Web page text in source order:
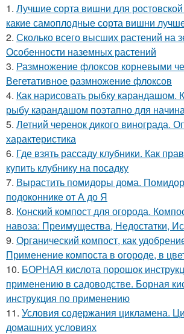
1. Лучшие сорта вишни для ростовской
какие самоплодные сорта вишни
2. Сколько всего высших растений на
Особенности наземных растений
3. Размножение флоксов корневыми
Вегетативное размножение флоксов
4. Как нарисовать рыбку карандашом.
рыбу карандашом поэтапно для
5. Летний черенок дикого винограда.
характеристика
6. Где взять рассаду клубники. Как
купить клубнику на посадку
7. Вырастить помидоры дома.
подоконнике от А до Я
8. Конский компост для огорода.
навоза: Преимущества, Недостатки,
9. Органический компост, как
Применение компоста в огороде, в
10. БОРНАЯ кислота порошок
применению в садоводстве. Борная
инструкция по применению
11. Условия содержания цикламена.
домашних условиях